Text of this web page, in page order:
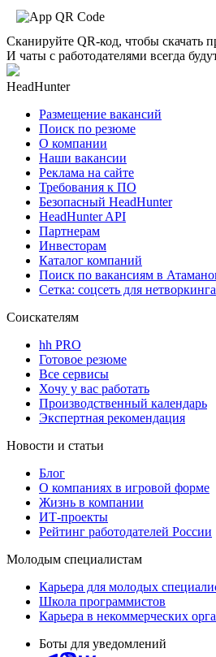
Сканируйте QR-код, чтобы скачать
И чаты с работодателями всегда
HeadHunter
Размещение вакансий
Поиск по резюме
О компании
Наши вакансии
Реклама на сайте
Требования к ПО
Безопасный HeadHunter
HeadHunter API
Партнерам
Инвесторам
Каталог компаний
Поиск по вакансиям в
Сетка: соцсеть для нетворкинга
Соискателям
hh PRO
Готовое резюме
Все сервисы
Хочу у вас работать
Производственный календарь
Экспертная рекомендация
Новости и статьи
Блог
О компаниях в игровой форме
Жизнь в компании
ИТ-проекты
Рейтинг работодателей России
Молодым специалистам
Карьера для молодых
Школа программистов
Карьера в некоммерческих
Боты для уведомлений